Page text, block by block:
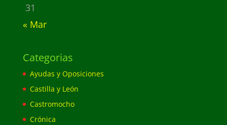
31
« Mar
Categorias
Ayudas y Oposiciones
Castilla y León
Castromocho
Crónica